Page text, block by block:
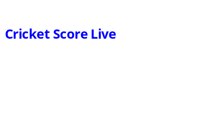
Cricket Score Live